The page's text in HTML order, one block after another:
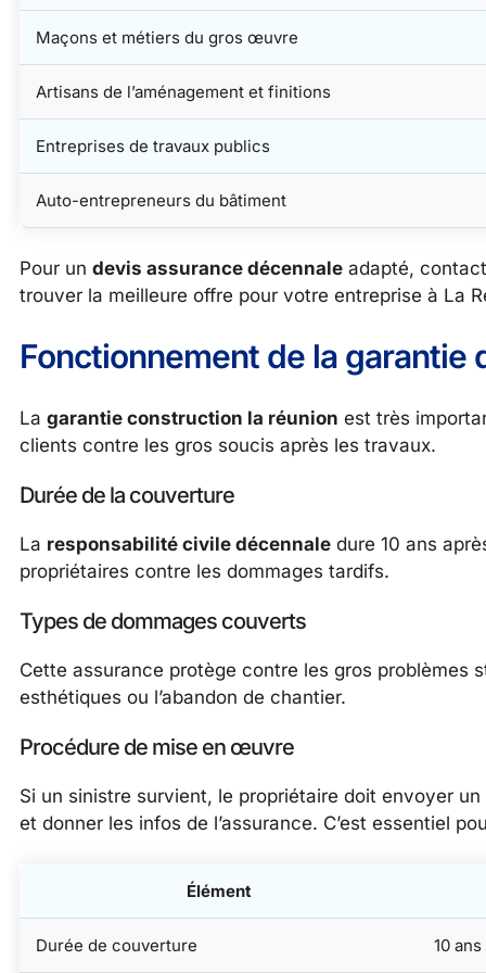
Maçons et métiers du gros œuvre
Artisans de l’aménagement et finitions
Entreprises de travaux publics
Auto-entrepreneurs du bâtiment
Pour un devis assurance décennale adapté,
trouver la meilleure offre pour votre entreprise à La
Fonctionnement de la garantie
La garantie construction la réunion est très
clients contre les gros soucis après les travaux.
Durée de la couverture
La responsabilité civile décennale dure 10 ans
propriétaires contre les dommages tardifs.
Types de dommages couverts
Cette assurance protège contre les gros problèmes
esthétiques ou l’abandon de chantier.
Procédure de mise en œuvre
Si un sinistre survient, le propriétaire doit envoyer
et donner les infos de l’assurance. C’est essentiel
Élément
Durée de couverture 10